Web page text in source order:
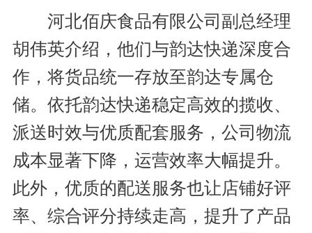
河北佰庆食品有限公司副总经理
胡伟英介绍，他们与韵达快递深度合
作，将货品统一存放至韵达专属仓
储。依托韵达快递稳定高效的揽收、
派送时效与优质配套服务，公司物流
成本显著下降，运营效率大幅提升。
此外，优质的配送服务也让店铺好评
率、综合评分持续走高，提升了产品